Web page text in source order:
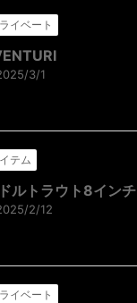
イベート
3/1
テム
ルトラウト8インチ
2/12
イベート